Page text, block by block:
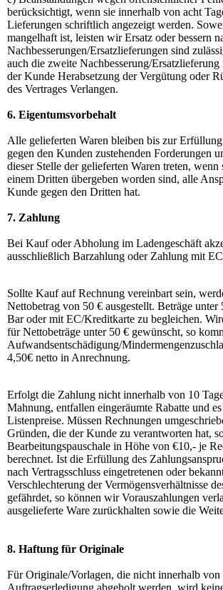
berücksichtigt, wenn sie innerhalb von acht
Lieferungen schriftlich angezeigt werden.
mangelhaft ist, leisten wir Ersatz oder bessern
Nachbesserungen/Ersatzlieferungen sind
auch die zweite Nachbesserung/
der Kunde Herabsetzung der Vergütung oder
des Vertrages Verlangen.
6. Eigentumsvorbehalt
Alle gelieferten Waren bleiben bis zur
gegen den Kunden zustehenden Forderungen
dieser Stelle der gelieferten Waren treten, wenn
einem Dritten übergeben worden sind, alle
Kunde gegen den Dritten hat.
7. Zahlung
Bei Kauf oder Abholung im Ladengeschäft
ausschließlich Barzahlung oder Zahlung mit
Sollte Kauf auf Rechnung vereinbart sein,
Nettobetrag von 50 € ausgestellt. Beträge unter
Bar oder mit EC/Kreditkarte zu begleichen.
für Nettobeträge unter 50 € gewünscht, so
Aufwandsentschädigung/
4,50€ netto in Anrechnung.
Erfolgt die Zahlung nicht innerhalb von 10
Mahnung, entfallen eingeräumte Rabatte und
Listenpreise. Müssen Rechnungen
Gründen, die der Kunde zu verantworten hat,
Bearbeitungspauschale in Höhe von €10,- je
berechnet. Ist die Erfüllung des
nach Vertragsschluss eingetretenen oder
Verschlechterung der Vermögensverhältnisse
gefährdet, so können wir Vorauszahlungen
ausgelieferte Ware zurückhalten sowie die
8. Haftung für Originale
Für Originale/Vorlagen, die nicht innerhalb von
Auftragserledigung abgeholt werden, wird